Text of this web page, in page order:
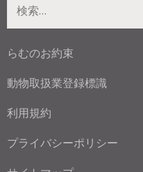
検
索:
らむのお約束
動物取扱業登録標識
利用規約
プライバシーポリシー